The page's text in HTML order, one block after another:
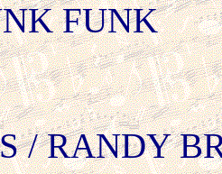
FUNK
/ RANDY